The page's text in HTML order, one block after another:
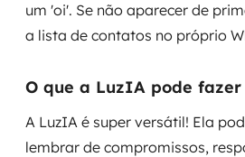
um 'oi'. Se não aparecer de
a lista de contatos no próprio
O que a LuzIA pode fazer
A LuzIA é super versátil! Ela
lembrar de compromissos,